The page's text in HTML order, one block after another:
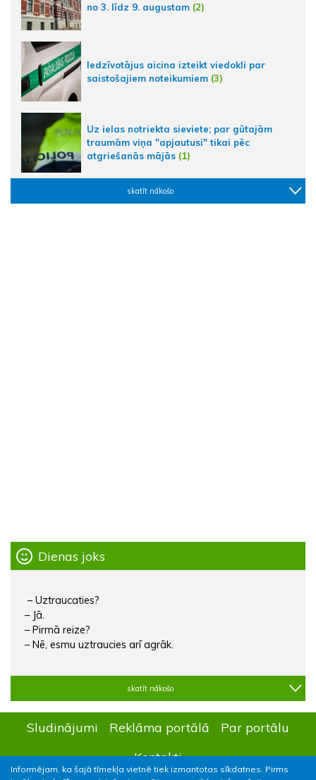
Informējam, ka šajā tīmekļa vietnē tiek izmantotas sīkdatnes. Pirms
no 3. līdz 9. augustam (2)
Iedzīvotājus aicina izteikt viedokli par
saistošajiem noteikumiem (3)
Uz ielas notriekta sieviete; par gūtajām
traumām viņa "apjautusi" tikai pēc
atgriešanās mājās (1)
skatīt nākošo
Dienas joks
– Uztraucaties?
– Jā.
– Pirmā reize?
– Nē, esmu uztraucies arī agrāk.
skatīt nākošo
Sludinājumi Reklāma portālā
Par portālu
Kontakti